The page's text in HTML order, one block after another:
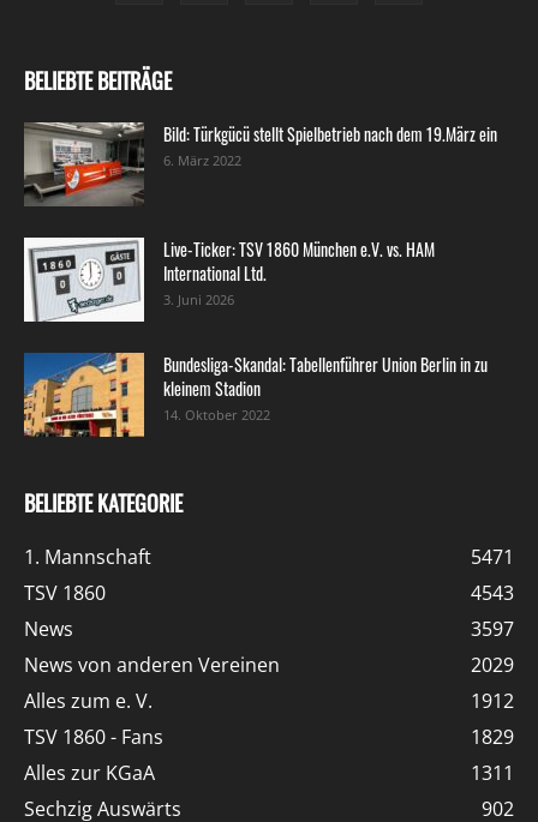
BELIEBTE BEITRÄGE
Bild: Türkgücü stellt Spielbetrieb nach dem 19.März ein
6. März 2022
Live-Ticker: TSV 1860 München e.V. vs. HAM
International Ltd.
3. Juni 2026
Bundesliga-Skandal: Tabellenführer Union Berlin in zu
kleinem Stadion
14. Oktober 2022
BELIEBTE KATEGORIE
1. Mannschaft
5471
TSV 1860
4543
News
3597
News von anderen Vereinen
2029
Alles zum e. V.
1912
TSV 1860 - Fans
1829
Alles zur KGaA
1311
Sechzig Auswärts
902